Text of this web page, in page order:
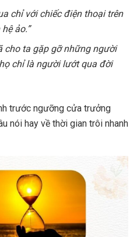
chỉ với chiếc điện thoại trên
ảo.”
cho ta gặp gỡ những người
chỉ là người lướt qua đời
trước ngưỡng cửa trưởng
nói hay về thời gian trôi nhanh